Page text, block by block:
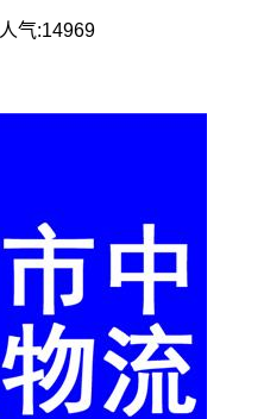
人气:14969